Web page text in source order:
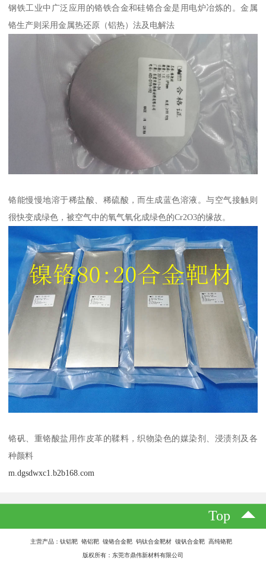
钢铁工业中广泛应用的铬铁合金和硅铬合金是用电炉冶炼的。金属
铬生产则采用金属热还原（铝热）法及电解法
铬能慢慢地溶于稀盐酸、稀硫酸，而生成蓝色溶液。与空气接触则
很快变成绿色，被空气中的氧气氧化成绿色的Cr2O3的缘故。
铬矾、重铬酸盐用作皮革的鞣料，织物染色的媒染剂、浸渍剂及各
种颜料
m.dgsdwxc1.b2b168.com
Top
主营产品：钛铝靶 铬铝靶 镍铬合金靶 钨钛合金靶材 镍钒合金靶 高纯铬靶
版权所有：东莞市鼎伟新材料有限公司